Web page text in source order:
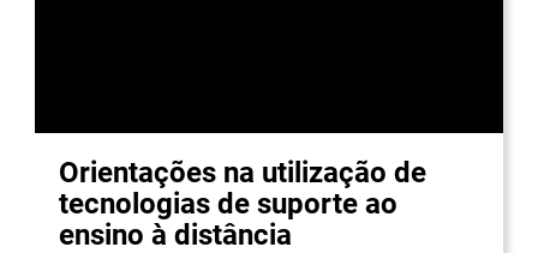
Orientações na utilização de
tecnologias de suporte ao
ensino à distância